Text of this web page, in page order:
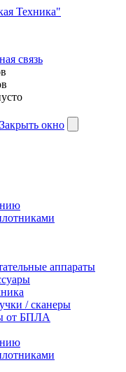
связь
Закрыть окно
аппараты
/ сканеры
от БПЛА